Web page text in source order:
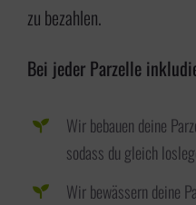
zu bezahlen.
Bei jeder Parzelle
Wir bebauen deine
sodass du gleich
Wir bewässern deine